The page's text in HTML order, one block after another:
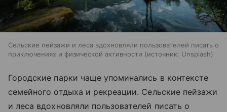
Сельские пейзажи и леса вдохновляли пользователей писать о
приключениях и физической активности
источник: Unsplash
Городские парки чаще упоминались в контексте
семейного отдыха и рекреации. Сельские пейзажи
и леса вдохновляли пользователей писать о